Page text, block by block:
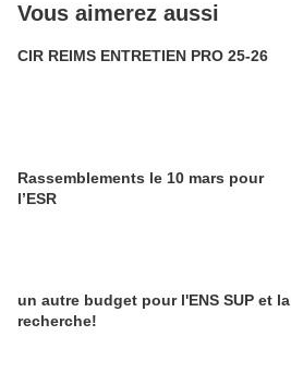
Vous aimerez aussi
CIR REIMS ENTRETIEN PRO 25-26
Rassemblements le 10 mars pour
l’ESR
un autre budget pour l'ENS SUP et la
recherche!